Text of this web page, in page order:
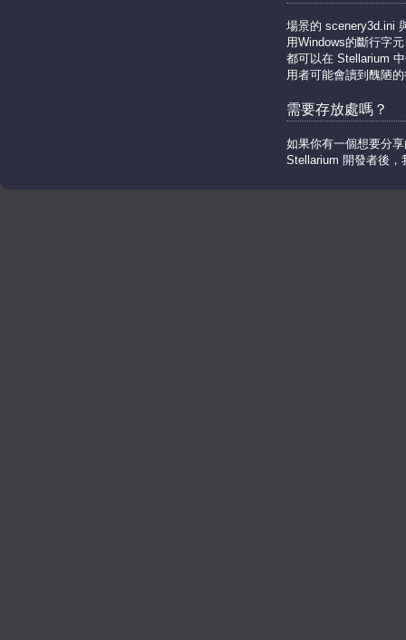
場景的 scenery3d.ini
用Windows的斷行字
都可以在 Stellarium
用者可能會讀到醜陋
需要存放處嗎？
如果你有一個想要分
Stellarium 開發者後，